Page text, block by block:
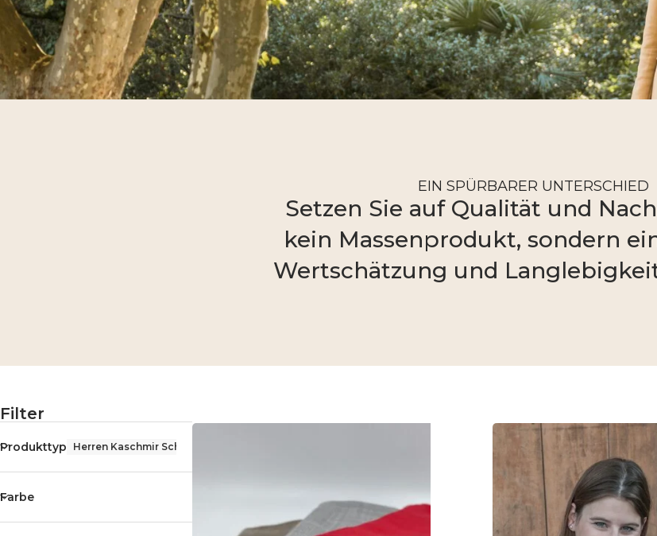
EIN SPÜRBARER UNTERSCHIED
Setzen Sie auf Qualität und
kein Massenprodukt, sondern
Wertschätzung und
Filter
Produkttyp Herren Kaschmir Schals
Farbe